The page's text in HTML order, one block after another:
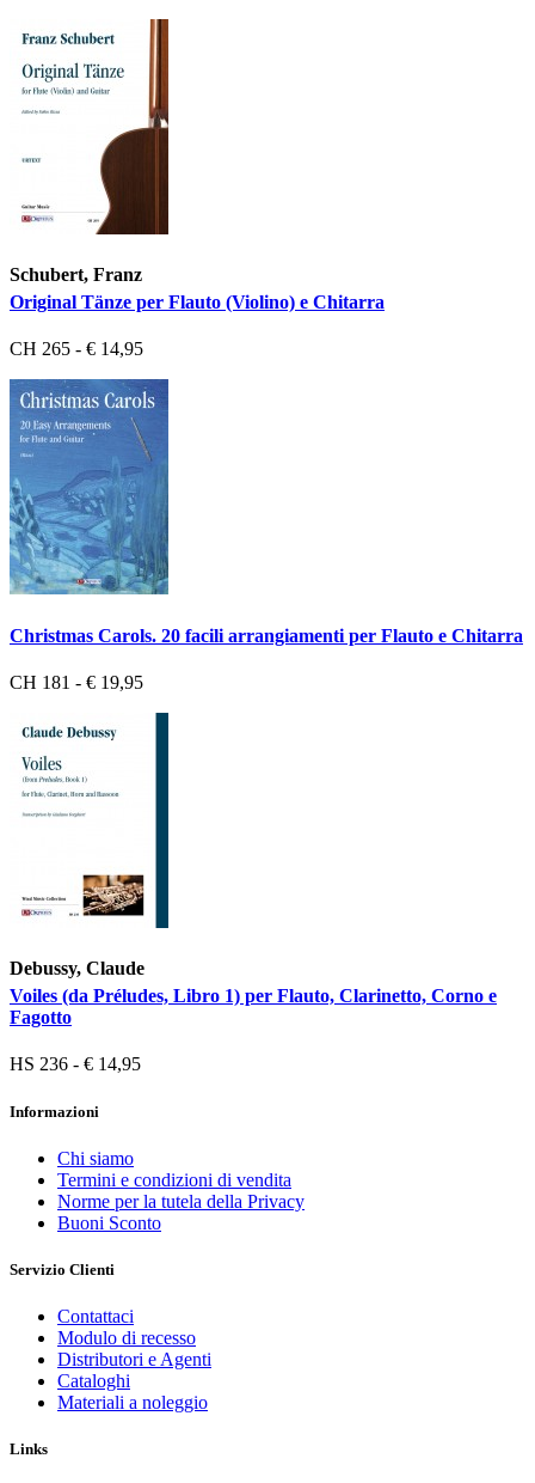
Schubert, Franz
Original Tänze per Flauto (Violino) e Chitarra
CH 265 - € 14,95
Christmas Carols. 20 facili arrangiamenti per Flauto e Chitarra
CH 181 - € 19,95
Debussy, Claude
Voiles (da Préludes, Libro 1) per Flauto, Clarinetto, Corno e
Fagotto
HS 236 - € 14,95
Informazioni
Chi siamo
Termini e condizioni di vendita
Norme per la tutela della Privacy
Buoni Sconto
Servizio Clienti
Contattaci
Modulo di recesso
Distributori e Agenti
Cataloghi
Materiali a noleggio
Links